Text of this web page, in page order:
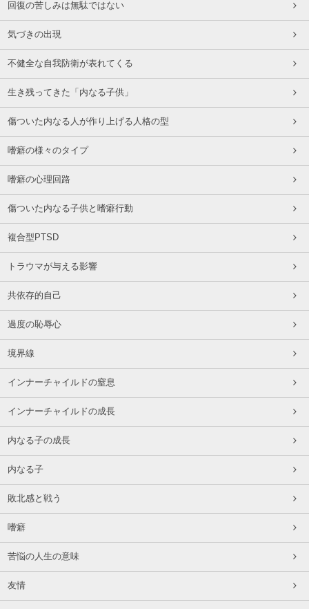
回復の苦しみは無駄ではない
気づきの出現
不健全な自我防衛が表れてくる
生き残ってきた「内なる子供」
傷ついた内なる人が作り上げる人格の型
嗜癖の様々のタイプ
嗜癖の心理回路
傷ついた内なる子供と嗜癖行動
複合型PTSD
トラウマが与える影響
共依存的自己
過度の恥辱心
境界線
インナーチャイルドの窒息
インナーチャイルドの成長
内なる子の成長
内なる子
敗北感と戦う
嗜癖
苦悩の人生の意味
友情